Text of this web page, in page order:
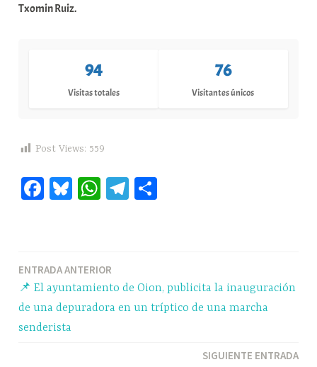
Txomin Ruiz.
94
Visitas totales
76
Visitantes únicos
Post Views: 559
Fa Bl W
pp
Te
m rti
r
Navegación
de
entradas
ENTRADA ANTERIOR
📌 El ayuntamiento de Oion, publicita la inauguración
de una depuradora en un tríptico de una marcha
senderista
SIGUIENTE ENTRADA